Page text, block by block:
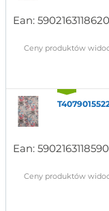
Ean: 5902163118620
Ceny produktów
Ean: 5902163118590
Ceny produktów